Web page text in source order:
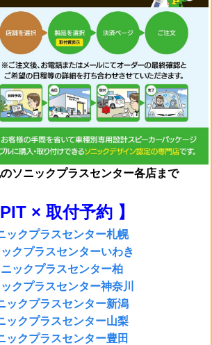
ソニックプラスセンター各店まで
PIT × 取付予約 】
ックプラスセンター札幌
クプラスセンターいわき
ニックプラスセンター柏
クプラスセンター神奈川
ックプラスセンター新潟
ックプラスセンター山梨
ックプラスセンター豊田